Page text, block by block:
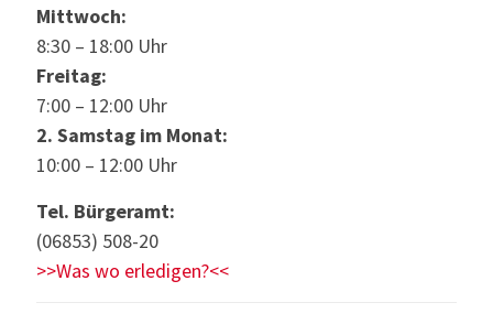
Mittwoch:
8:30 – 18:00 Uhr
Freitag:
7:00 – 12:00 Uhr
2. Samstag im Monat:
10:00 – 12:00 Uhr
Tel. Bürgeramt:
(06853) 508-20
>>Was wo erledigen?<<